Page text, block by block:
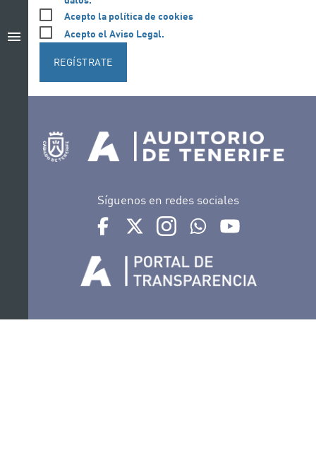
menu
Acepto la política de cookies
Acepto el Aviso Legal.
REGÍSTRATE
Síguenos en redes sociales
Ir a perfil de Auditorio de Tenerife en Facebook
Ir a perfil de Auditorio de Tenerife en
Ir a perfil de Auditorio de
Ir al Boletín Whatsapp